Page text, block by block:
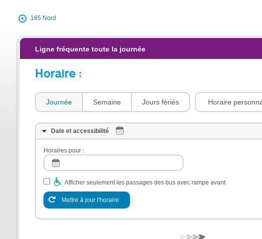
165 Nord
Ligne fréquente toute la journée
Horaire :
Journée Semaine Jours fériés Horaire
Date et accessibilité
Horaires pour :
Afficher seulement les passages des bus avec rampe avant
Mettre à jour l'horaire